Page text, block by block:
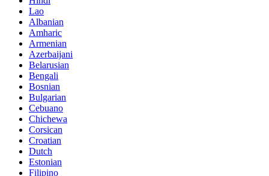
Lao
Albanian
Amharic
Armenian
Azerbaijani
Belarusian
Bengali
Bosnian
Bulgarian
Cebuano
Chichewa
Corsican
Croatian
Dutch
Estonian
Filipino